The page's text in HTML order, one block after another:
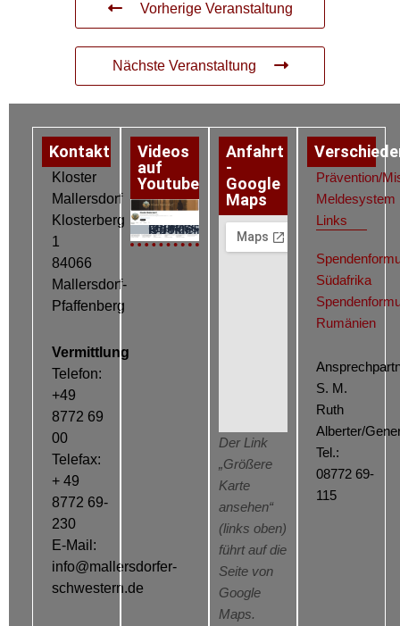
Vorherige Veranstaltung
Nächste Veranstaltung
Kontakt
Kloster
Mallersdorf
Klosterberg
1
84066
Mallersdorf-
Pfaffenberg
Vermittlung
Telefon:
+49
8772 69
00
Telefax:
+ 49
8772 69-
230
E-Mail:
info@mallersdorfer-
schwestern.de
Videos
auf
Youtube
Datenschutz
Impressum
Cookie-Richtlinie (EU)
Anfahrt
-
Google
Maps
Der Link
„Größere
Karte
ansehen“
(links oben)
führt auf die
Seite von
Google
Maps.
Prävention/
Meldesystem
Links
Südafrika
Rumänien
S. M.
Ruth
Alberter/
Tel.:
08772 69-
115